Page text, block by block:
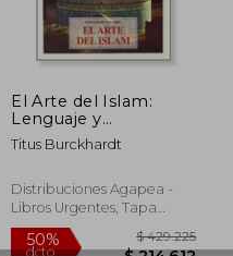
10%
dcto. $
El Arte del Islam:
Lenguaje y
Significado
Titus Burckhardt
Distribuciones Agapea -
Libros Urgentes, Tapa
Blanda,Usado